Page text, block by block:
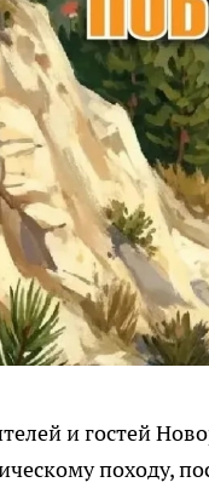
и гостей
походу,